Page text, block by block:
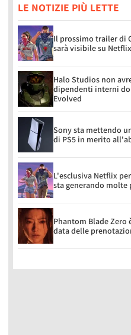
LE NOTIZIE PIÙ LETTE
Il prossimo trailer di
sarà visibile su Netflix
Halo Studios non
dipendenti interni
Evolved
Sony sta mettendo
di PS5 in merito
L'esclusiva Netflix
sta generando molte
Phantom Blade
data delle